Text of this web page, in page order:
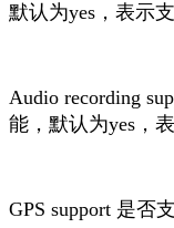
默认为yes，表示支
Audio recording
能，默认为yes，
GPS support 是否